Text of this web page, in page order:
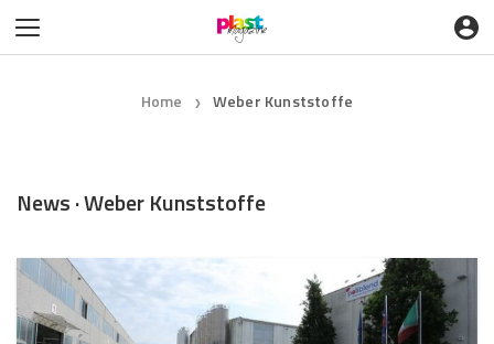
Home ❯ Weber Kunststoffe
News · Weber Kunststoffe